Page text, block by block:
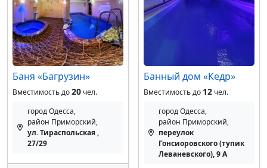
Баня «Багрузин»
Вместимость до20чел.
город Одесса,
район Приморский,
ул. Тираспольская ,
27/29
Банный дом «Кедр»
Вместимость до 12чел.
город Одесса,
район Приморский,
переулок
Гонсиоровского (тупик
Леваневского), 9 А